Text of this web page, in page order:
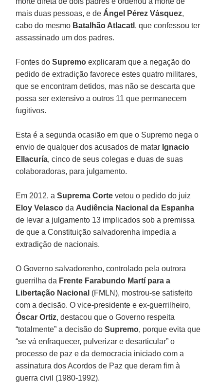
mais duas pessoas, e de Ángel Pérez Vásquez,
cabo do mesmo Batalhão Atlacatl , que confessou ter
assassinado um dos padres.
Fontes doSupremo explicaram que a negação do
pedido de extradição favorece estes quatro militares,
que se encontram detidos, mas não se descarta que
possa ser extensivo a outros 11 que permanecem
fugitivos.
Esta é a segunda ocasião em que o Supremo nega o
envio de qualquer dos acusados de matar Ignacio
Ellacuría, cinco de seus colegas e duas de suas
colaboradoras, para julgamento.
Em 2012, aSuprema Corte vetou o pedido do juiz
Eloy Velasco da Audiência Nacional da Espanha
de levar a julgamento 13 implicados sob a premissa
de que a Constituição salvadorenha impedia a
extradição de nacionais.
O Governo salvadorenho, controlado pela outrora
guerrilha da Frente Farabundo Martí para a
Libertação Nacional (FMLN), mostrou-se satisfeito
com a decisão. O vice-presidente e ex-guerrilheiro,
Óscar Ortiz, destacou que o Governo respeita
“totalmente” a decisão doSupremo, porque evita que
“se vá enfraquecer, pulverizar e desarticular” o
processo de paz e da democracia iniciado com a
assinatura dos Acordos de Paz que deram fim à
guerra civil (1980-1992).